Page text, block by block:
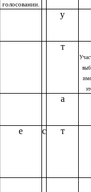
голосовании.
у
т
а
е с т